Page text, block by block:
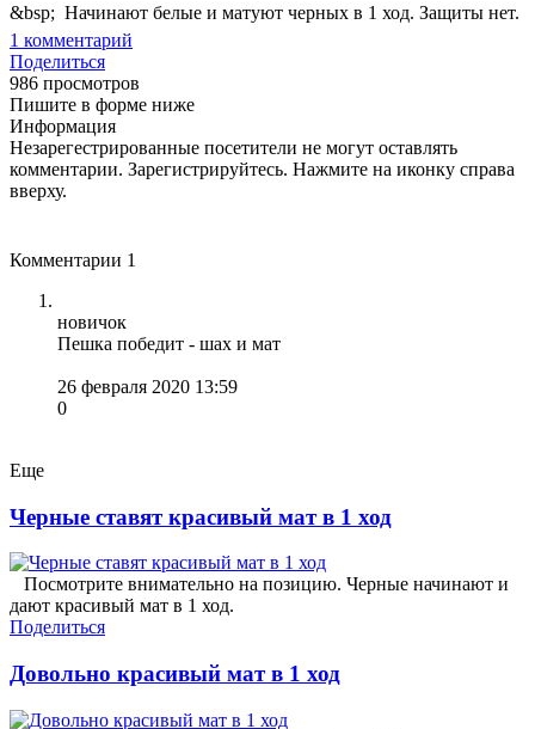
&bsp; Начинают белые и матуют черных в 1 ход. Защиты нет.
1 комментарий
Поделиться
986 просмотров
Пишите в форме ниже
Информация
Незарегестрированные посетители не могут оставлять
комментарии. Зарегистрируйтесь. Нажмите на иконку справа
вверху.
Комментарии 1
новичок
Пешка победит - шах и мат
26 февраля 2020 13:59
0
Еще
Черные ставят красивый мат в 1 ход
Посмотрите внимательно на позицию. Черные начинают и
дают красивый мат в 1 ход.
Поделиться
Довольно красивый мат в 1 ход